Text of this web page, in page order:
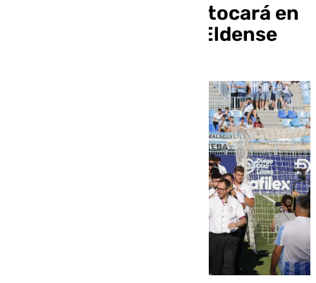
La banda del Cautivo tocará en
la previa del Málaga-Eldense